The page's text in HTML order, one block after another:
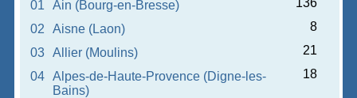
01
Ain (Bourg-en-Bresse)
136
02
Aisne (Laon)
8
03
Allier (Moulins)
21
04
Alpes-de-Haute-Provence (Digne-les-
Bains)
18